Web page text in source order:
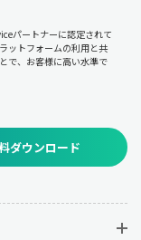
パートナーに認定されて
ットフォームの利用と共
で、お客様に高い水準で
ダウンロード